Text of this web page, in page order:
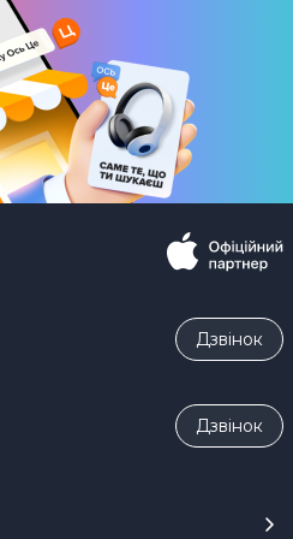
Дзвiнок
Дзвiнок